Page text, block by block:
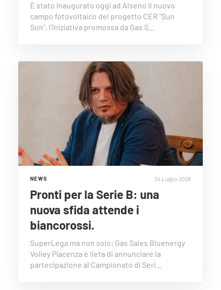
È stato inaugurato oggi ad Alseno il nuovo
campo fotovoltaico del progetto CER "Sun
Son", l'iniziativa promossa da Gas S…
NEWS 24 Luglio 2026
Pronti per la Serie B: una
nuova sfida attende i
biancorossi.
SuperLega ma non solo: Gas Sales Bluenergy
Volley Piacenza è lieta di annunciare la
partecipazione al Campionato di Seri…